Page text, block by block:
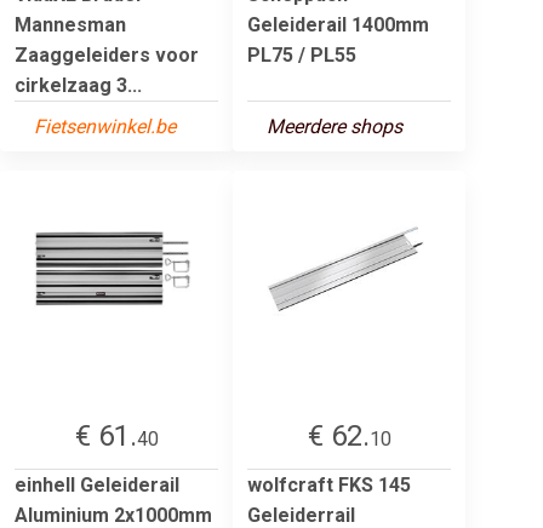
Mannesman
Zaaggeleiders voor
cirkelzaag 3...
Fietsenwinkel.be
Geleiderail 1400mm
PL75 / PL55
Meerdere shops
€ 61.40
einhell Geleiderail
Aluminium 2x1000mm
€ 62.10
wolfcraft FKS 145
Geleiderrail